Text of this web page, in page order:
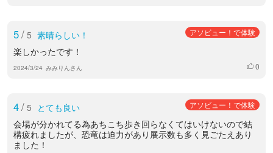
5/ 5 素晴らしい！ アソビュー！で体験
楽しかったです！
2024/3/24 みみりんさん いいね
0
4/ 5 とても良い アソビュー！で体験
会場が分かれてる為あちこち歩き回らなくてはいけないので結
構疲れましたが、恐竜は迫力があり展示数も多く見ごたえあり
ました！